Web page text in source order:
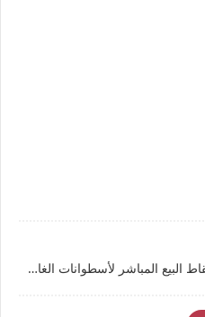
توزيع بومبة الغاز (نقطة إضافية)نقاط البيع المباشر لأسطوانات الغاز المنزلي ليوم الخميس الموافق 02 يوليو 2026